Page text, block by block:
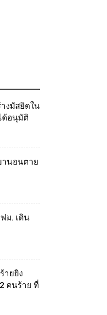
งมัสยิดใน
ด้อนุมัติ
านอนตาย
ม. เดิน
ายยิง
คนร้าย ที่